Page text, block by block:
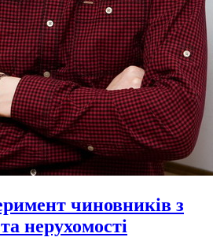
чиновників з
нерухомості